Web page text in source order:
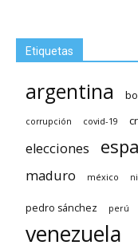
Etiquetas
argentina
corrupción covid-19
elecciones
maduro méxico
pedro sánchez perú
venezuela